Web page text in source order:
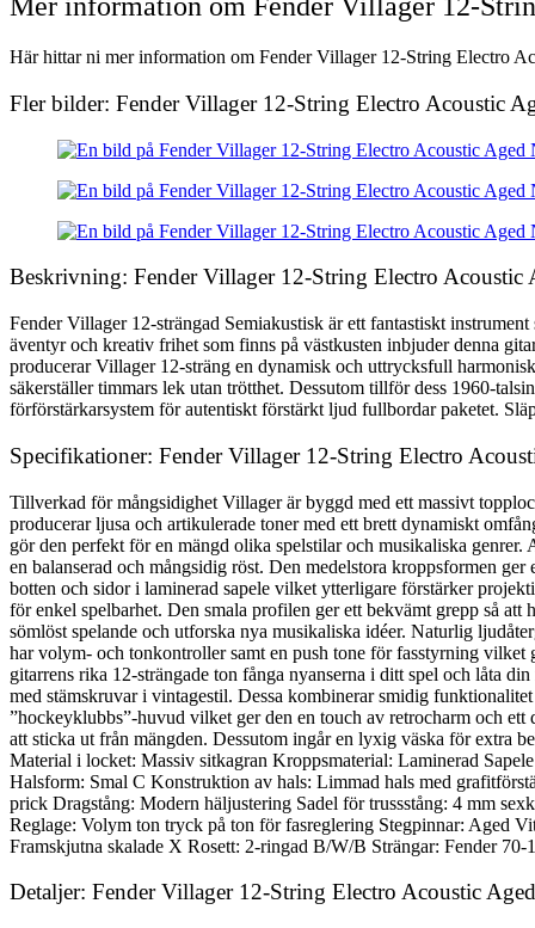
Mer information om Fender Villager 12-
Här hittar ni mer information om Fender Villager 12-String Electro
Fler bilder: Fender Villager 12-String Electro Acoustic
Beskrivning: Fender Villager 12-String Electro Acoustic
Fender Villager 12-strängad Semiakustisk är ett fantastiskt
äventyr och kreativ frihet som finns på västkusten inbjuder denna
producerar Villager 12-sträng en dynamisk och uttrycksfull
säkerställer timmars lek utan trötthet. Dessutom tillför dess 1960-
förförstärkarsystem för autentiskt förstärkt ljud fullbordar paketet.
Specifikationer: Fender Villager 12-String Electro
Tillverkad för mångsidighet Villager är byggd med ett massivt
producerar ljusa och artikulerade toner med ett brett dynamiskt
gör den perfekt för en mängd olika spelstilar och musikaliska
en balanserad och mångsidig röst. Den medelstora kroppsformen
botten och sidor i laminerad sapele vilket ytterligare förstärker
för enkel spelbarhet. Den smala profilen ger ett bekvämt grepp så
sömlöst spelande och utforska nya musikaliska idéer. Naturlig
har volym- och tonkontroller samt en push tone för fasstyrning
gitarrens rika 12-strängade ton fånga nyanserna i ditt spel och låta
med stämskruvar i vintagestil. Dessa kombinerar smidig
”hockeyklubbs”-huvud vilket ger den en touch av retrocharm och
att sticka ut från mängden. Dessutom ingår en lyxig väska för extra
Material i locket: Massiv sitkagran Kroppsmaterial: Laminerad
Halsform: Smal C Konstruktion av hals: Limmad hals med
prick Dragstång: Modern häljustering Sadel för trussstång: 4 mm
Reglage: Volym ton tryck på ton för fasreglering Stegpinnar: Aged
Framskjutna skalade X Rosett: 2-ringad B/W/B Strängar: Fender
Detaljer: Fender Villager 12-String Electro Acoustic